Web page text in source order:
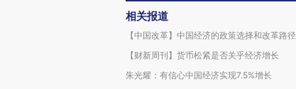
相关报道
【中国改革】中国经济的政策选择和改革路径
【财新周刊】货币松紧是否关乎经济增长
朱光耀：有信心中国经济实现7.5%增长